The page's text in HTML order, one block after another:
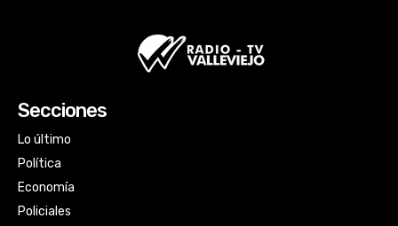
Secciones
Lo último
Política
Economía
Policiales